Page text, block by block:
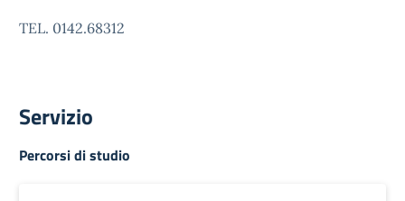
TEL. 0142.68312
Servizio
Percorsi di studio